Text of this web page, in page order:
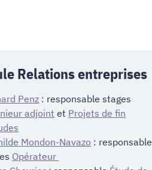
Relations entreprises
Penz : responsable stages
adjoint et Projets de fin
Mondon-Navazo : responsable
Opérateur